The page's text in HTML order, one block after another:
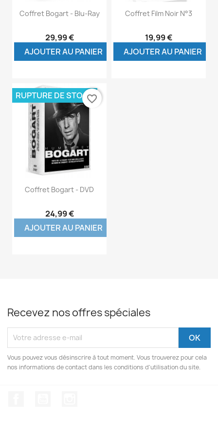
Coffret Bogart - Blu-Ray
29,99 €
AJOUTER AU PANIER
Coffret Film Noir N°3
19,99 €
AJOUTER AU PANIER
Coffret Bogart - DVD
24,99 €
AJOUTER AU PANIER
RUPTURE DE STOCK
favorite_border
Recevez nos offres spéciales
Vous pouvez vous désinscrire à tout moment. Vous trouverez pour cela
nos informations de contact dans les conditions d'utilisation du site.